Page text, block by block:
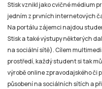
Stisk vznikl jako cvičné médium
jedním z prvních internetových
Na portálu zájemci najdou
Stisk a také výstupy některých
na sociální sítě). Cílem
prostředí, každý student si tak
výrobě online zpravodajského či
působení na sociálních sítích a